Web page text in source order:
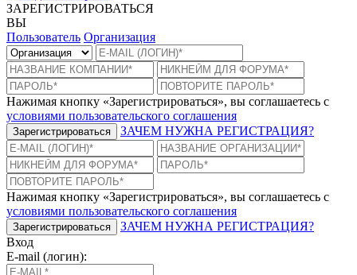
ЗАРЕГИСТРИРОВАТЬСЯ
ВЫ
Пользователь Организация
Нажимая кнопку «Зарегистрироваться», вы соглашаетесь с
условиями пользовательского соглашения
Зарегистрироваться ЗАЧЕМ НУЖНА РЕГИСТРАЦИЯ?
Нажимая кнопку «Зарегистрироваться», вы соглашаетесь с
условиями пользовательского соглашения
Зарегистрироваться
ЗАЧЕМ НУЖНА РЕГИСТРАЦИЯ?
Вход
E-mail (логин):